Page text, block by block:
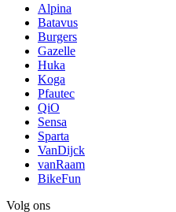
Alpina
Batavus
Burgers
Gazelle
Huka
Koga
Pfautec
QiO
Sensa
Sparta
VanDijck
vanRaam
BikeFun
Volg ons